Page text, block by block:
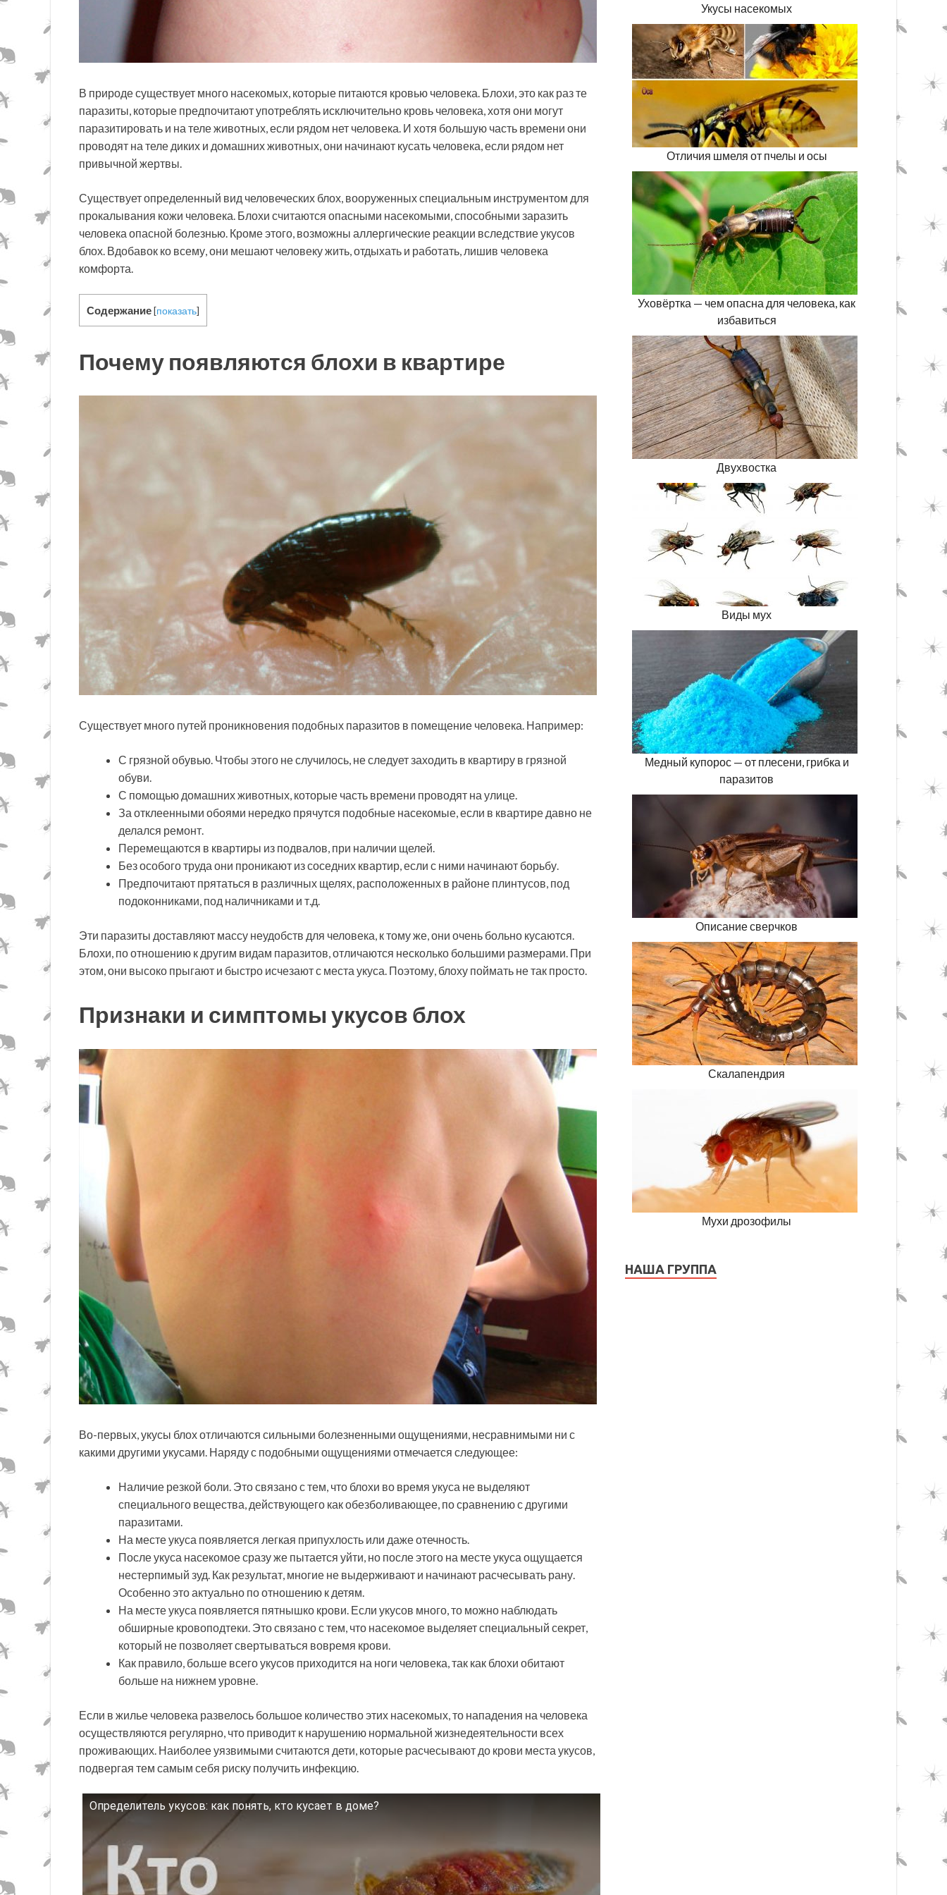
В природе существует много насекомых, которые питаются кровью человека. Блохи, это как раз те
паразиты, которые предпочитают употреблять исключительно кровь человека, хотя они могут
паразитировать и на теле животных, если рядом нет человека. И хотя большую часть времени они
проводят на теле диких и домашних животных, они начинают кусать человека, если рядом нет
привычной жертвы.
Существует определенный вид человеческих блох, вооруженных специальным инструментом для
прокалывания кожи человека. Блохи считаются опасными насекомыми, способными заразить
человека опасной болезнью. Кроме этого, возможны аллергические реакции вследствие укусов
блох. Вдобавок ко всему, они мешают человеку жить, отдыхать и работать, лишив человека
комфорта.
Содержание[показать]
Почему появляются блохи в квартире
Существует много путей проникновения подобных паразитов в помещение человека. Например:
С грязной обувью. Чтобы этого не случилось, не следует заходить в квартиру в грязной
обуви.
С помощью домашних животных, которые часть времени проводят на улице.
За отклеенными обоями нередко прячутся подобные насекомые, если в квартире давно не
делался ремонт.
Перемещаются в квартиры из подвалов, при наличии щелей.
Без особого труда они проникают из соседних квартир, если с ними начинают борьбу.
Предпочитают прятаться в различных щелях, расположенных в районе плинтусов, под
подоконниками, под наличниками и т.д.
Эти паразиты доставляют массу неудобств для человека, к тому же, они очень больно кусаются.
Блохи, по отношению к другим видам паразитов, отличаются несколько большими размерами. При
этом, они высоко прыгают и быстро исчезают с места укуса. Поэтому, блоху поймать не так просто.
Признаки и симптомы укусов блох
Во-первых, укусы блох отличаются сильными болезненными ощущениями, несравнимыми ни с
какими другими укусами. Наряду с подобными ощущениями отмечается следующее:
Наличие резкой боли. Это связано с тем, что блохи во время укуса не выделяют
специального вещества, действующего как обезболивающее, по сравнению с другими
паразитами.
На месте укуса появляется легкая припухлость или даже отечность.
После укуса насекомое сразу же пытается уйти, но после этого на месте укуса ощущается
нестерпимый зуд. Как результат, многие не выдерживают и начинают расчесывать рану.
Особенно это актуально по отношению к детям.
На месте укуса появляется пятнышко крови. Если укусов много, то можно наблюдать
обширные кровоподтеки. Это связано с тем, что насекомое выделяет специальный секрет,
который не позволяет свертываться вовремя крови.
Как правило, больше всего укусов приходится на ноги человека, так как блохи обитают
больше на нижнем уровне.
Если в жилье человека развелось большое количество этих насекомых, то нападения на человека
осуществляются регулярно, что приводит к нарушению нормальной жизнедеятельности всех
проживающих. Наиболее уязвимыми считаются дети, которые расчесывают до крови места укусов,
подвергая тем самым себя риску получить инфекцию.
Определитель укусов: как понять, кто кусает в доме?
Смотрите это видео на YouTube
Укусы насекомых
Отличия шмеля от пчелы и осы
Уховёртка — чем опасна для человека, как
избавиться
Двухвостка
Виды мух
Медный купорос — от плесени, грибка и
паразитов
Описание сверчков
Скалапендрия
Мухи дрозофилы
НАША ГРУППА